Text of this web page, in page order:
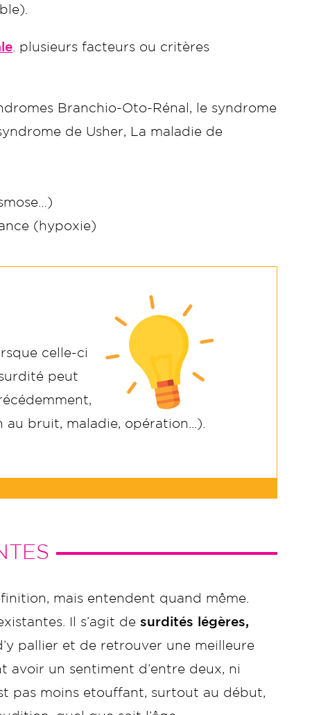
. plusieurs facteurs ou critères
Branchio-Oto-Rénal, le syndrome
de Usher, La maladie de
(hypoxie)
celle-ci
peut
bruit, maladie, opération...).
mais entendent quand même.
Il s’agit de surdités légères,
pallier et de retrouver une meilleure
avoir un sentiment d’entre deux, ni
pas moins etouffant, surtout au début,